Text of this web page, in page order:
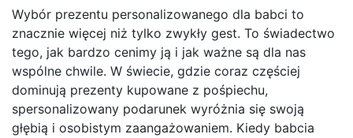
Wybór prezentu personalizowanego dla babci to
znacznie więcej niż tylko zwykły gest. To świadectwo
tego, jak bardzo cenimy ją i jak ważne są dla nas
wspólne chwile. W świecie, gdzie coraz częściej
dominują prezenty kupowane z pośpiechu,
spersonalizowany podarunek wyróżnia się swoją
głębią i osobistym zaangażowaniem. Kiedy babcia